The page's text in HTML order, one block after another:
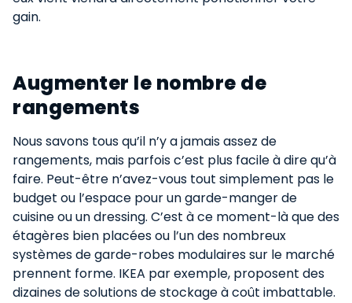
gain.
Augmenter le nombre de
rangements​
Nous savons tous qu’il n’y a jamais assez de
rangements, mais parfois c’est plus facile à dire qu’à
faire. Peut-être n’avez-vous tout simplement pas le
budget ou l’espace pour un garde-manger de
cuisine ou un dressing. C’est à ce moment-là que des
étagères bien placées ou l’un des nombreux
systèmes de garde-robes modulaires sur le marché
prennent forme. IKEA par exemple, proposent des
dizaines de solutions de stockage à coût imbattable.